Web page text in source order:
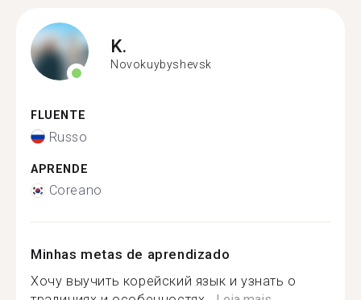
K.
Novokuybyshevsk
FLUENTE
Russo
APRENDE
Coreano
Minhas metas de aprendizado
Хочу выучить корейский язык и узнать о